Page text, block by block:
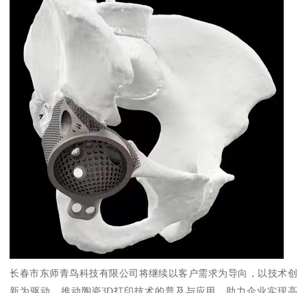
长春市东师青鸟科技有限公司将继续以客户需求为导向，以技术创
新为驱动，推动陶瓷3D打印技术的普及与应用，助力企业实现高